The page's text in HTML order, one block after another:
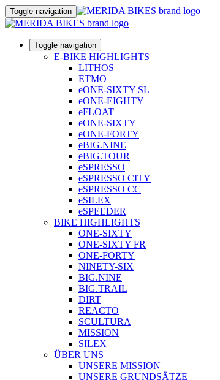
Toggle navigation
Toggle navigation
E-BIKE HIGHLIGHTS
LITHOS
ETMO
eONE-SIXTY SL
eONE-EIGHTY
eFLOAT
eONE-SIXTY
eONE-FORTY
eBIG.NINE
eBIG.TOUR
eSPRESSO
eSPRESSO CITY
eSPRESSO CC
eSILEX
eSPEEDER
BIKE HIGHLIGHTS
ONE-SIXTY
ONE-SIXTY FR
ONE-FORTY
NINETY-SIX
BIG.NINE
BIG.TRAIL
DIRT
REACTO
SCULTURA
MISSION
SILEX
ÜBER UNS
UNSERE MISSION
UNSERE GRUNDSÄTZE